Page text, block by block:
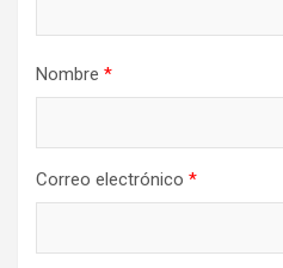
Nombre *
Correo electrónico *